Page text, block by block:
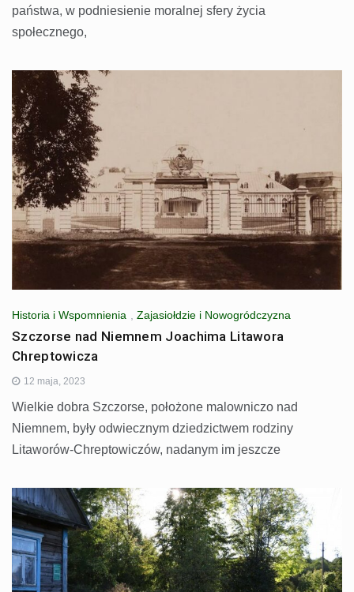
państwa, w podniesienie moralnej sfery życia
społecznego,
Historia i Wspomnienia Zajasiołdzie i Nowogródczyzna
Szczorse nad Niemnem Joachima Litawora
Chreptowicza
12 maja, 2023
Wielkie dobra Szczorse, położone malowniczo nad
Niemnem, były odwiecznym dziedzictwem rodziny
Litaworów-Chreptowiczów, nadanym im jeszcze